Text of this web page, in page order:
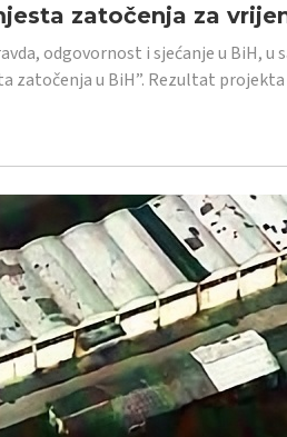
zatočenja za
odgovornost i sjećanje u BiH,
zatočenja u BiH”. Rezultat